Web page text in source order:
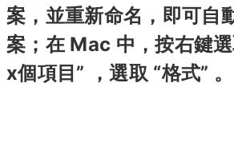
案，並重新命名，即可自
案；在 Mac 中，按右鍵
x個項目” ，選取 “格式” 。